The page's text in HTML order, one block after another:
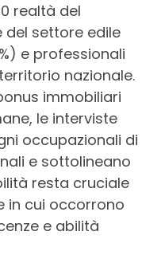
realtà del
settore edile
e professionali
nazionale.
immobiliari
le interviste
occupazionali di
e sottolineano
resta cruciale
in cui occorrono
e abilità